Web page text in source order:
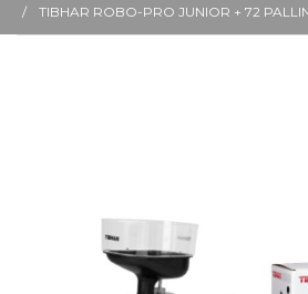
TIBHAR ROBO-PRO JUNIOR + 72